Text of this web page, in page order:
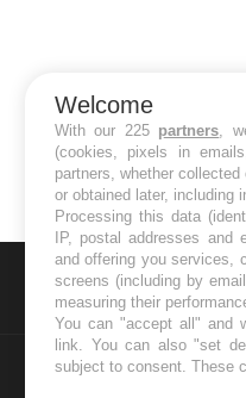
NEWSLETTER
Recevez toutes les
Welcome
With our 225 partners,
(cookies, pixels in
partners, whether
or obtained later, including
Processing this data
IP, postal addresses and
and offering you services,
screens (including by
measuring their
You can "accept all" and
link. You can also "set
subject to consent. These